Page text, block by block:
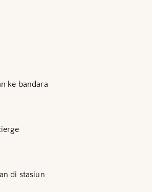
ke bandara
di stasiun